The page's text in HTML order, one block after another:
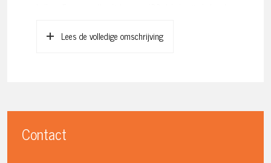
elementen die goed passen bij het type huis.
Lees de volledige omschrijving
Contact